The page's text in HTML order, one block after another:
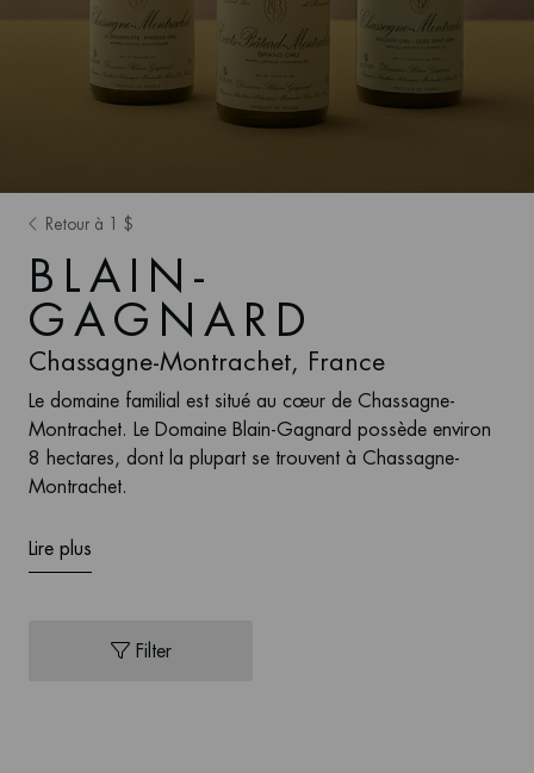
Retour à 1 $
BLAIN-
GAGNARD
Chassagne-Montrachet, France
Le domaine familial est situé au cœur de Chassagne-
Montrachet. Le Domaine Blain-Gagnard possède environ
8 hectares, dont la plupart se trouvent à Chassagne-
Montrachet.
Lire plus
Filter